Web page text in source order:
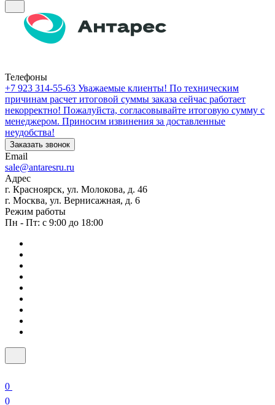
Телефоны
+7 923 314-55-63 Уважаемые клиенты! По техническим
причинам расчет итоговой суммы заказа сейчас работает
некорректно! Пожалуйста, согласовывайте итоговую сумму с
менеджером. Приносим извинения за доставленные
неудобства!
Заказать звонок
Email
sale@antaresru.ru
Адрес
г. Красноярск, ул. Молокова, д. 46
г. Москва, ул. Вернисажная, д. 6
Режим работы
Пн - Пт: с 9:00 до 18:00
0
0